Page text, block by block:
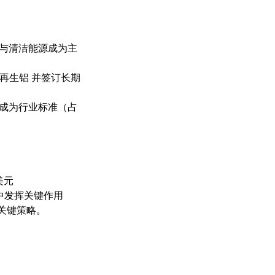
清洁能源成为主
生铝 并签订长期
为行业标准（占
元
发挥关键作用
策略。